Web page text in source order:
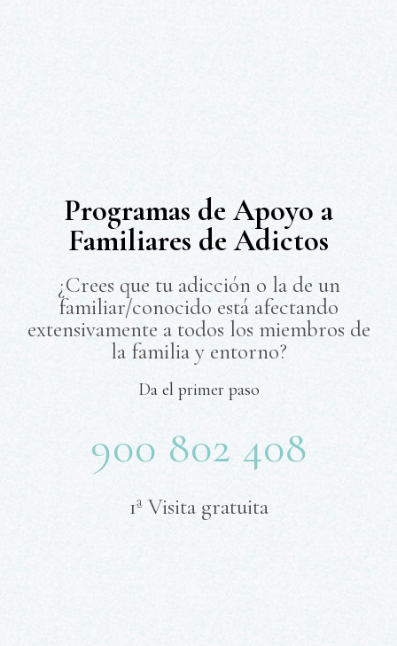
Programas de Apoyo a
Familiares de Adictos
¿Crees que tu adicción o la de un
familiar/conocido está afectando
extensivamente a todos los miembros de
la familia y entorno?
Da el primer paso
900 802 408
1ª Visita gratuita